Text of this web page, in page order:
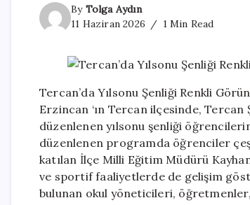
By Tolga Aydın
11 Haziran 2026
1 Min Read
Tercan’da Yılsonu Şenliği Renkli
Erzincan ‘ın Tercan ilçesinde,
düzenlenen yılsonu şenliği
düzenlenen programda öğrenciler
katılan İlçe Milli Eğitim Müdürü
ve sportif faaliyetlerde de gelişim
bulunan okul yöneticileri,